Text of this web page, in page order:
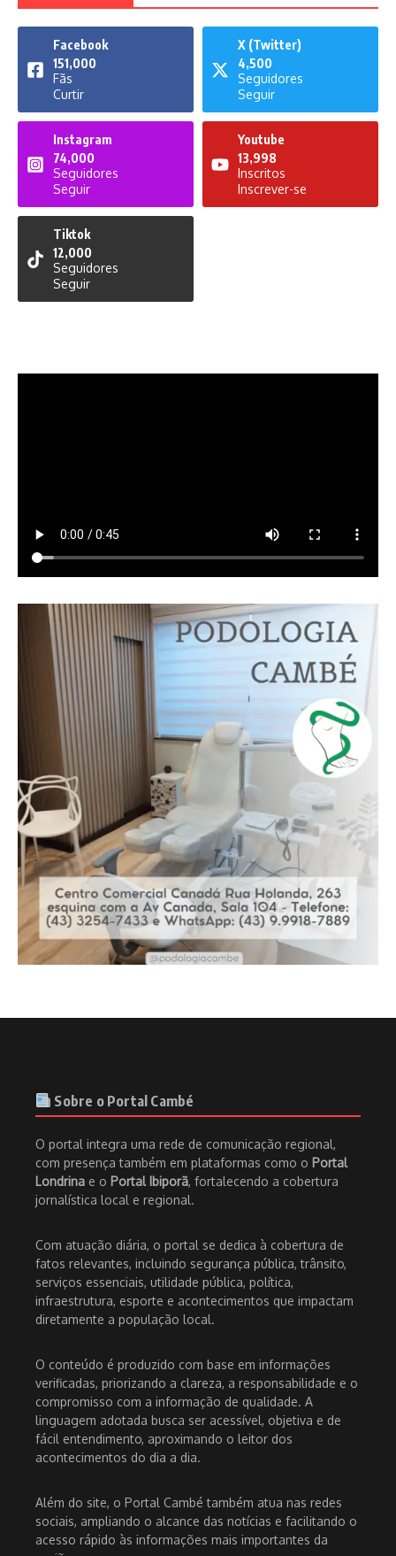
Facebook
151,000
Fãs
Curtir
X (Twitter)
4,500
Seguidores
Seguir
Instagram
74,000
Seguidores
Seguir
Youtube
13,998
Inscritos
Inscrever-se
Tiktok
12,000
Seguidores
Seguir
Sobre o Portal Cambé
O portal integra uma rede de comunicação regional,
com presença também em plataformas como o Portal
Londrina e o Portal Ibiporã, fortalecendo a cobertura
jornalística local e regional.
Com atuação diária, o portal se dedica à cobertura de
fatos relevantes, incluindo segurança pública, trânsito,
serviços essenciais, utilidade pública, política,
infraestrutura, esporte e acontecimentos que impactam
diretamente a população local.
O conteúdo é produzido com base em informações
verificadas, priorizando a clareza, a responsabilidade e o
compromisso com a informação de qualidade. A
linguagem adotada busca ser acessível, objetiva e de
fácil entendimento, aproximando o leitor dos
acontecimentos do dia a dia.
Além do site, o Portal Cambé também atua nas redes
sociais, ampliando o alcance das notícias e facilitando o
acesso rápido às informações mais importantes da